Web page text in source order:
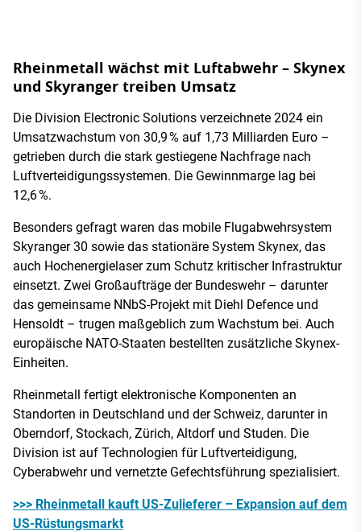
Rheinmetall wächst mit Luftabwehr – Skynex
und Skyranger treiben Umsatz
Die Division Electronic Solutions verzeichnete 2024 ein
Umsatzwachstum von 30,9 % auf 1,73 Milliarden Euro –
getrieben durch die stark gestiegene Nachfrage nach
Luftverteidigungssystemen. Die Gewinnmarge lag bei
12,6 %.
Besonders gefragt waren das mobile Flugabwehrsystem
Skyranger 30 sowie das stationäre System Skynex, das
auch Hochenergielaser zum Schutz kritischer Infrastruktur
einsetzt. Zwei Großaufträge der Bundeswehr – darunter
das gemeinsame NNbS-Projekt mit Diehl Defence und
Hensoldt – trugen maßgeblich zum Wachstum bei. Auch
europäische NATO-Staaten bestellten zusätzliche Skynex-
Einheiten.
Rheinmetall fertigt elektronische Komponenten an
Standorten in Deutschland und der Schweiz, darunter in
Oberndorf, Stockach, Zürich, Altdorf und Studen. Die
Division ist auf Technologien für Luftverteidigung,
Cyberabwehr und vernetzte Gefechtsführung spezialisiert.
>>> Rheinmetall kauft US-Zulieferer – Expansion auf dem
US-Rüstungsmarkt